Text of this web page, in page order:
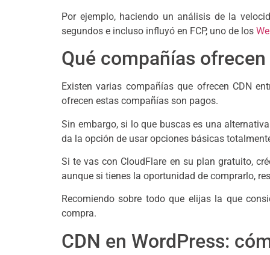
Por ejemplo, haciendo un análisis de la
segundos e incluso influyó en FCP, uno de los
Qué compañías ofrecen
Existen varias compañías que ofrecen CDN
ofrecen estas compañías son pagos.
Sin embargo, si lo que buscas es una
da la opción de usar opciones básicas
Si te vas con CloudFlare en su plan gratuito,
aunque si tienes la oportunidad de comprarlo,
Recomiendo sobre todo que elijas la que
compra.
CDN en WordPress: